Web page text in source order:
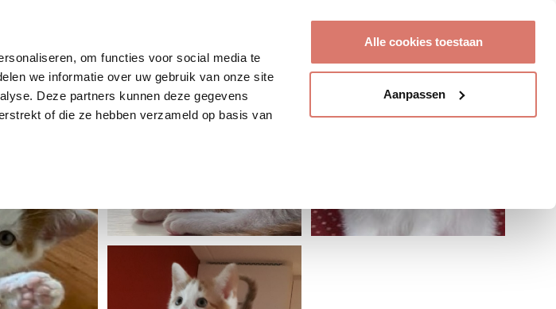
om functies voor social media te
we informatie over uw gebruik van onze site
Deze partners kunnen deze gegevens
of die ze hebben verzameld op basis van
Alle cookies toestaan
Aanpassen